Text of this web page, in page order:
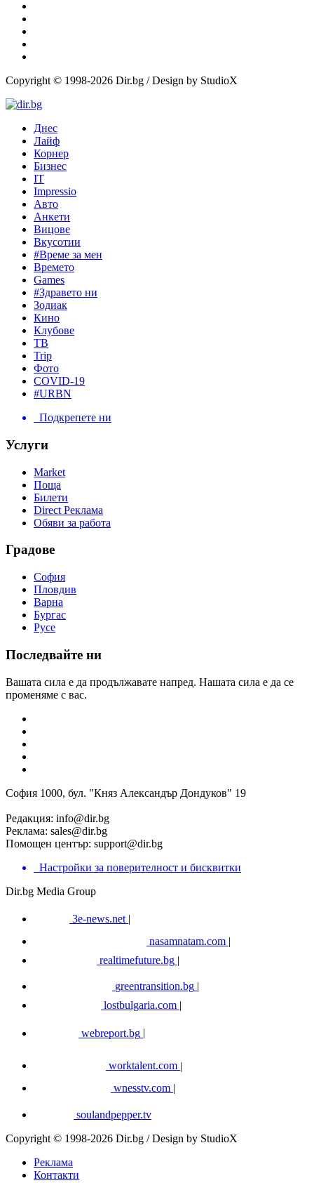
Copyright © 1998-2026 Dir.bg / Design by StudioX
Днес
Лайф
Корнер
Бизнес
IT
Impressio
Авто
Анкети
Вицове
Вкусотии
#Време за мен
Времето
Games
#Здравето ни
Зодиак
Кино
Клубове
ТВ
Trip
Фото
COVID-19
#URBN
Подкрепете ни
Услуги
Market
Поща
Билети
Direct Реклама
Обяви за работа
Градове
София
Пловдив
Варна
Бургас
Русе
Последвайте ни
Вашата сила е да продължавате напред. Нашата сила е да се
променяме с вас.
София 1000, бул. "Княз Александър Дондуков" 19
Редакция: info@dir.bg
Реклама: sales@dir.bg
Помощен център: support@dir.bg
Настройки за поверителност и бисквитки
Dir.bg Media Group
3e-news.net |
nasamnatam.com |
realtimefuture.bg |
greentransition.bg |
lostbulgaria.com |
webreport.bg
worktalent.com |
wnesstv.com |
soulandpepper.tv
Copyright © 1998-2026 Dir.bg / Design by StudioX
Реклама
Контакти